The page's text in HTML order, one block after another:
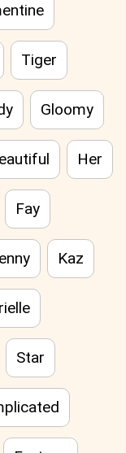
Tiger
Gloomy
Her
Fay
Kaz
Star